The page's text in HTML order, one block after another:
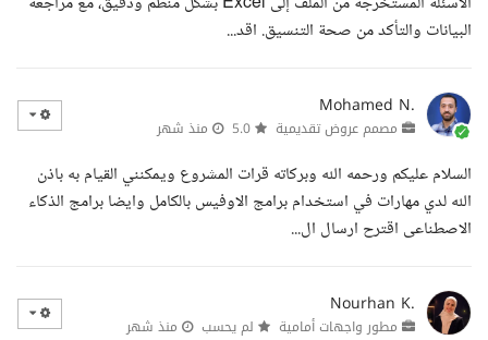
البيانات والتأكد من صحة التنسيق. اقد...
Mohamed N.
مصمم عروض تقديمية منذ شهر
السلام عليكم ورحمه الله وبركاته قرات المشروع ويمكنني القيام به باذن
الله لدي مهارات في استخدام برامج الاوفيس بالكامل وايضا برامج الذكاء
الاصطناعى اقترح ارسال ال...
Nourhan K.
مطور واجهات أمامية لم يحسب منذ شهر